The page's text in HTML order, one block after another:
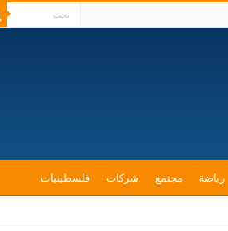
رياضة مجتمع شركات فلسطينيات